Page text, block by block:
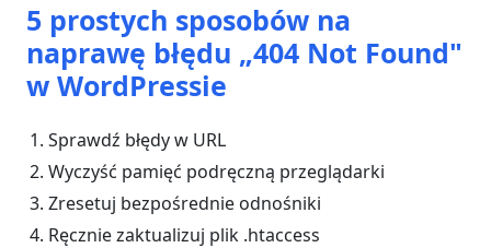
5 prostych sposobów na
naprawę błędu „404 Not Found"
w WordPressie
Sprawdź błędy w URL
Wyczyść pamięć podręczną przeglądarki
Zresetuj bezpośrednie odnośniki
Ręcznie zaktualizuj plik .htaccess